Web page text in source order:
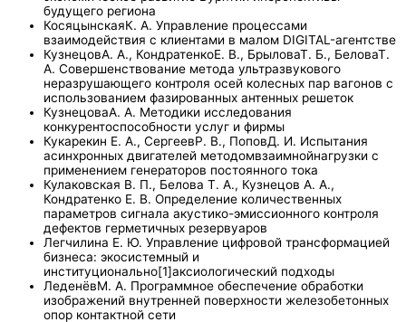
будущего региона
КосяцынскаяК. А. Управление процессами
взаимодействия с клиентами в малом DIGITAL-агентстве
КузнецовА. А., КондратенкоЕ. В., БрыловаТ. Б., БеловаТ.
А. Совершенствование метода ультразвукового
неразрушающего контроля осей колесных пар вагонов с
использованием фазированных антенных решеток
КузнецоваА. А. Методики исследования
конкурентоспособности услуг и фирмы
Кукарекин Е. А., СергеевР. В., ПоповД. И. Испытания
асинхронных двигателей методомвзаимнойнагрузки с
применением генераторов постоянного тока
Кулаковская В. П., Белова Т. А., Кузнецов А. А.,
Кондратенко Е. В. Определение количественных
параметров сигнала акустико-эмиссионного контроля
дефектов герметичных резервуаров
Легчилина Е. Ю. Управление цифровой трансформацией
бизнеса: экосистемный и
институционально[1]аксиологический подходы
ЛеденёвМ. А. Программное обеспечение обработки
изображений внутренней поверхности железобетонных
опор контактной сети